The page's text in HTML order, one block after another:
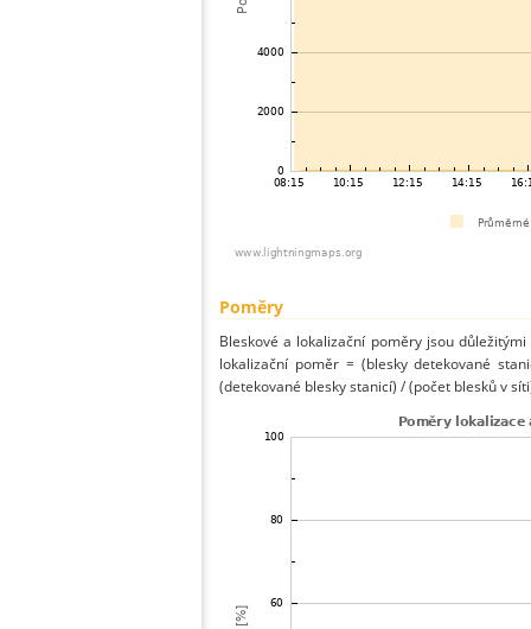
Poměry
Bleskové a lokalizační poměry jsou
lokalizační poměr = (blesky detekované
(detekované blesky stanicí) / (počet blesků v